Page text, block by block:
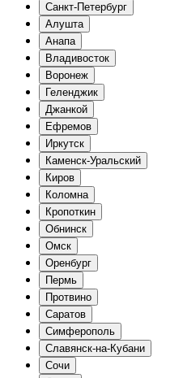
Санкт-Петербург
Алушта
Анапа
Владивосток
Воронеж
Геленджик
Джанкой
Ефремов
Иркутск
Каменск-Уральский
Киров
Коломна
Кропоткин
Обнинск
Омск
Оренбург
Пермь
Протвино
Саратов
Симферополь
Славянск-на-Кубани
Сочи